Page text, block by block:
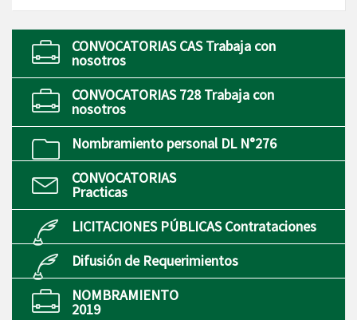
CONVOCATORIAS CAS Trabaja con
nosotros
CONVOCATORIAS 728 Trabaja con
nosotros
Nombramiento personal DL N°276
CONVOCATORIAS
Practicas
LICITACIONES PÚBLICAS Contrataciones
Difusión de Requerimientos
NOMBRAMIENTO
2019